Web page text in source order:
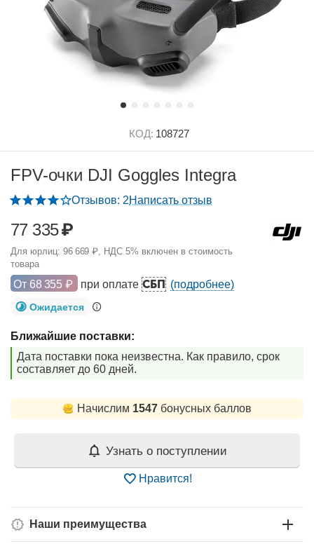
КОД: 108727
FPV-очки DJI Goggles Integra
Отзывов: 2Написать отзыв
77 335₽
Для юрлиц: 96 669 ₽, НДС 5% включен в стоимость
товара
От 68 355 ₽ при оплатеСБП (подробнее)
Ожидается
Ближайшие поставки:
Дата поставки пока неизвестна. Как правило, срок
составляет до 60 дней.
Начислим 1547бонусных баллов
Узнать о поступлении
Нравится!
Наши преимущества